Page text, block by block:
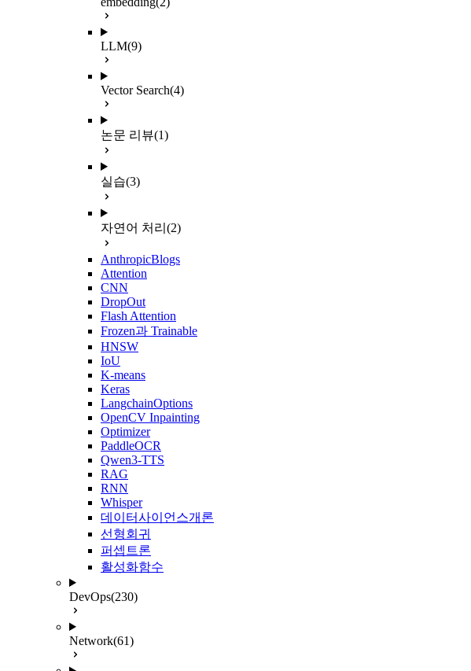
LLM(9)
Vector Search(4)
논문 리뷰(1)
실습(3)
자연어 처리 (2)
AnthropicBlogs
Attention
CNN
DropOut
Flash Attention
Frozen과 Trainable
HNSW
IoU
K-means
Keras
LangchainOptions
OpenCV Inpainting
Optimizer
PaddleOCR
Qwen3-TTS
RAG
RNN
Whisper
데이터사이언스개론
선형회귀
퍼셉트론
활성화함수
DevOps(230)
Network(61)